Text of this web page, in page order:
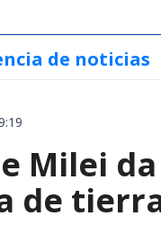
de noticias
Milei
de